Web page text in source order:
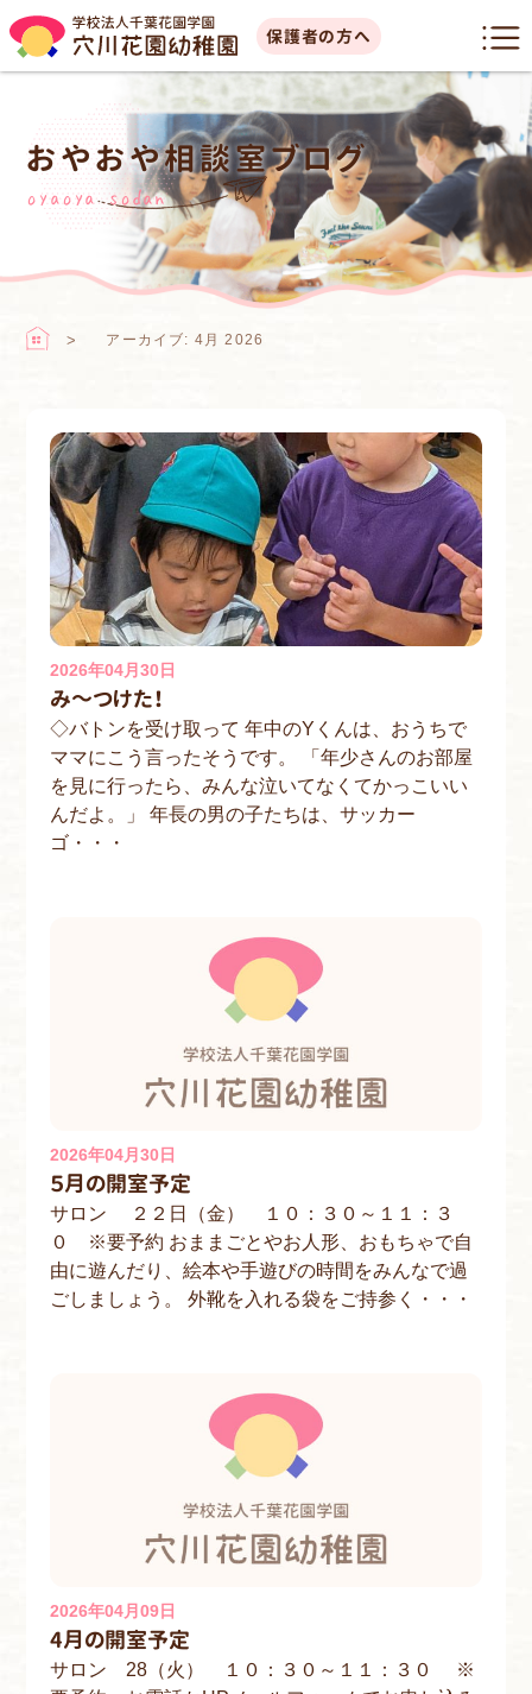
保護者の方へ
おやおや相談室ブログ
oyaoya sodan
アーカイブ: 4月 2026
2026年04月30日
み～つけた！
◇バトンを受け取って 年中のYくんは、おうちで
ママにこう言ったそうです。 「年少さんのお部屋
を見に行ったら、みんな泣いてなくてかっこいい
んだよ。」 年長の男の子たちは、サッカー
ゴ・・・
2026年04月30日
５月の開室予定
サロン ２２日（金） １０：３０～１１：３
０ ※要予約 おままごとやお人形、おもちゃで自
由に遊んだり、絵本や手遊びの時間をみんなで過
ごしましょう。 外靴を入れる袋をご持参く・・・
2026年04月09日
4月の開室予定
サロン 28（火） １０：３０～１１：３０ ※